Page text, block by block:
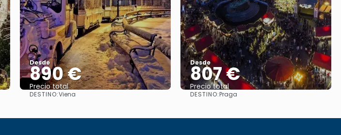
Desde
890 €
Precio total
DESTINO:Viena
Desde
807 €
Precio total
DESTINO:Praga